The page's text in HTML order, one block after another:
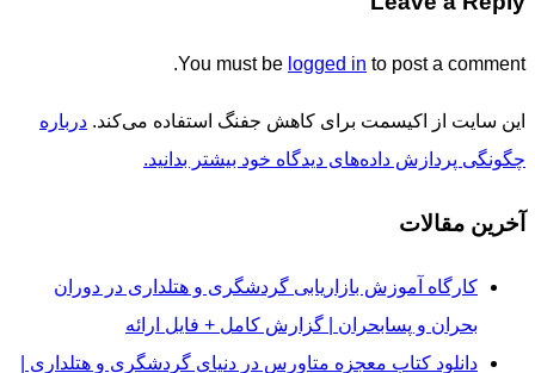
You must be logged in to post a comment.
این سایت از اکیسمت برای کاهش جفنگ استفاده می‌کند. درباره
چگونگی پردازش داده‌های دیدگاه خود بیشتر بدانید.
آخرین مقالات
کارگاه آموزش بازاریابی گردشگری و هتلداری در دوران
بحران و پسابحران | گزارش کامل + فایل ارائه
دانلود کتاب معجزه متاورس در دنیای گردشگری و هتلداری |